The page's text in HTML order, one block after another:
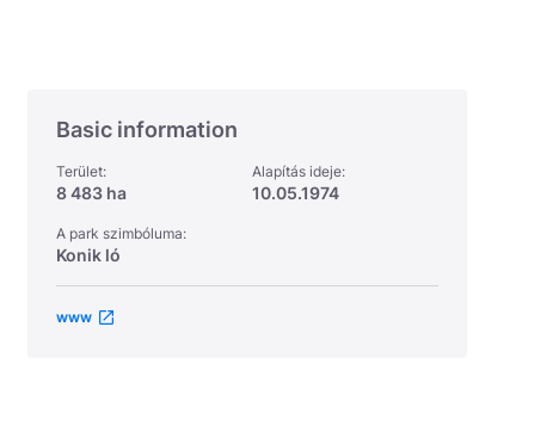
Basic information
Terület:
8 483 ha
Alapítás ideje:
10.05.1974
A park szimbóluma:
Konik ló
www